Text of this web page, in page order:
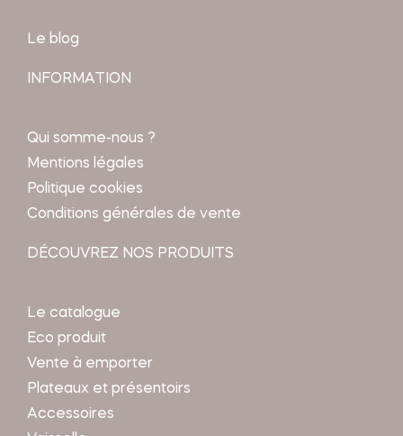
Le blog
INFORMATION
Qui somme-nous ?
Mentions légales
Politique cookies
Conditions générales de vente
DÉCOUVREZ NOS PRODUITS
Le catalogue
Eco produit
Vente à emporter
Plateaux et présentoirs
Accessoires